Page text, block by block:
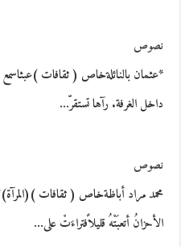
نصوص
*عثمان بالنائلةخاص ( ثقافات
داخل الغرفة. رآها تستقرّ…
نصوص
محمد مراد أباظةخاص ( ثقافات
الأحزانُ أتعبَتْهُ قليلاًفتراءَتْ على…